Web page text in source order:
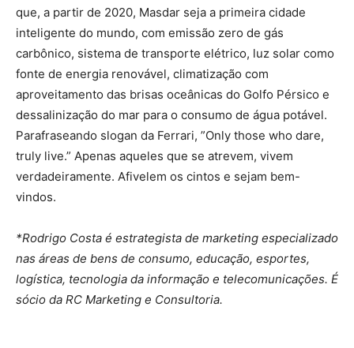
que, a partir de 2020, Masdar seja a primeira cidade
inteligente do mundo, com emissão zero de gás
carbônico, sistema de transporte elétrico, luz solar como
fonte de energia renovável, climatização com
aproveitamento das brisas oceânicas do Golfo Pérsico e
dessalinização do mar para o consumo de água potável.
Parafraseando slogan da Ferrari, ”Only those who dare,
truly live.” Apenas aqueles que se atrevem, vivem
verdadeiramente. Afivelem os cintos e sejam bem-
vindos.
*Rodrigo Costa é estrategista de marketing especializado
nas áreas de bens de consumo, educação, esportes,
logística, tecnologia da informação e telecomunicações. É
sócio da RC Marketing e Consultoria.